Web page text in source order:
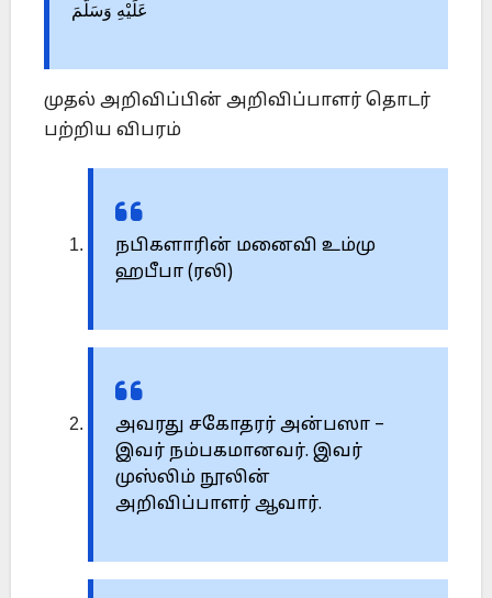
عَلَيْهِ وَسَلَّمَ
முதல் அறிவிப்பின் அறிவிப்பாளர் தொடர்
பற்றிய விபரம்
நபிகளாரின் மனைவி உம்மு
ஹபீபா (ரலி)
அவரது சகோதரர் அன்பஸா –
இவர் நம்பகமானவர். இவர்
முஸ்லிம் நூலின்
அறிவிப்பாளர் ஆவார்.